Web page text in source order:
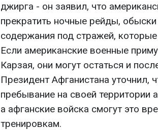
джирга - он заявил, что
прекратить ночные рейды,
содержания под стражей,
Если американские военные
Карзая, они могут остаться и
Президент Афганистана уточнил,
пребывание на своей территории
а афганские войска смогут это
тренировкам.